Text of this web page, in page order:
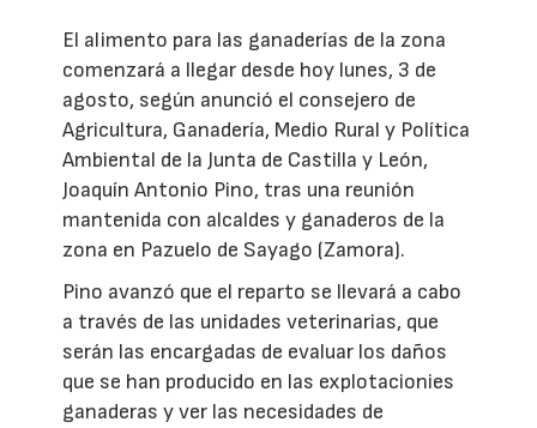
El alimento para las ganaderías de la zona
comenzará a llegar desde hoy lunes, 3 de
agosto, según anunció el consejero de
Agricultura, Ganadería, Medio Rural y Política
Ambiental de la Junta de Castilla y León,
Joaquín Antonio Pino, tras una reunión
mantenida con alcaldes y ganaderos de la
zona en Pazuelo de Sayago (Zamora).
Pino avanzó que el reparto se llevará a cabo
a través de las unidades veterinarias, que
serán las encargadas de evaluar los daños
que se han producido en las explotacionies
ganaderas y ver las necesidades de